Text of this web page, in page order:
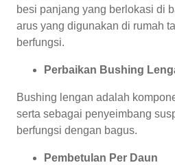
besi panjang yang berlokasi di
arus yang digunakan di rumah
berfungsi.
Perbaikan Bushing
Bushing lengan adalah
serta sebagai penyeimbang
berfungsi dengan bagus.
Pembetulan Per Daun